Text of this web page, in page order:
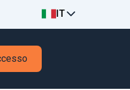
IT